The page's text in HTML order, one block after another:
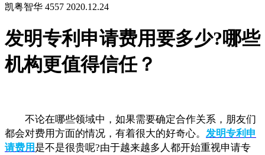
凯粤智华 4557 2020.12.24
发明专利申请费用要多少?哪些
机构更值得信任？
不论在哪些领域中，如果需要确定合作关系，朋友们
都会对费用方面的情况，有着很大的好奇心。 发明专利申
请费用 是不是很贵呢?由于越来越多人都开始重视申请专